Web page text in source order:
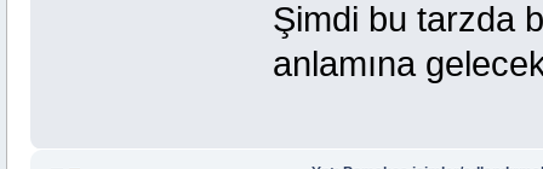
Şimdi bu tarzda
anlamına